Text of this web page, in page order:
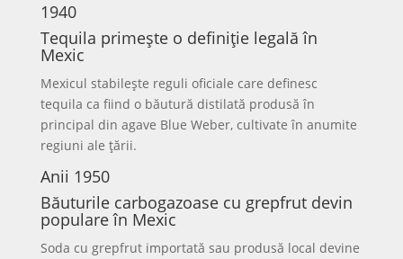
1940
Tequila primește o definiție legală în
Mexic
Mexicul stabilește reguli oficiale care definesc
tequila ca fiind o băutură distilată produsă în
principal din agave Blue Weber, cultivate în anumite
regiuni ale țării.
Anii 1950
Băuturile carbogazoase cu grepfrut devin
populare în Mexic
Soda cu grepfrut importată sau produsă local devine